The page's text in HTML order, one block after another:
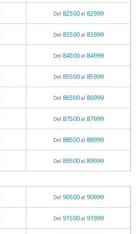
Del 82500al 82999
Del 83500al 83999
Del 84500al 84999
Del 85500al 85999
Del 86500al 86999
Del 87500al 87999
Del 88500al 88999
Del 89500al 89999
Del 90500al 90999
Del 91500al 91999